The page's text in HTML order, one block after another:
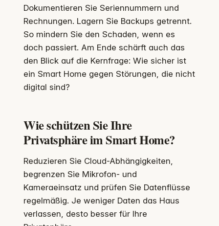
Dokumentieren Sie Seriennummern und
Rechnungen. Lagern Sie Backups getrennt.
So mindern Sie den Schaden, wenn es
doch passiert. Am Ende schärft auch das
den Blick auf die Kernfrage: Wie sicher ist
ein Smart Home gegen Störungen, die nicht
digital sind?
Wie schützen Sie Ihre
Privatsphäre im Smart Home?
Reduzieren Sie Cloud-Abhängigkeiten,
begrenzen Sie Mikrofon- und
Kameraeinsatz und prüfen Sie Datenflüsse
regelmäßig. Je weniger Daten das Haus
verlassen, desto besser für Ihre